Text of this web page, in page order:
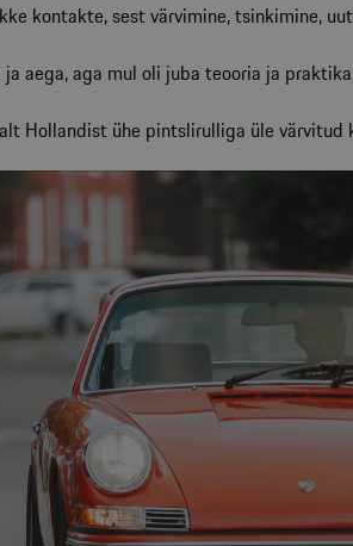
kontakte, sest värvimine, tsinkimine,
aega, aga mul oli juba teooria ja
Hollandist ühe pintslirulliga üle